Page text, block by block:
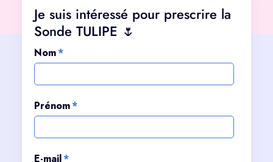
Je suis intéressé pour prescrire la
Sonde TULIPE 🌷
Nom*
Prénom*
E-mail*